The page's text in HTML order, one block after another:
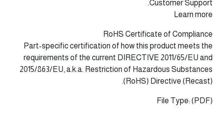
Customer Support.
Learn more
RoHS Certificate of Compliance
Part-specific certification of how this product meets the
requirements of the current DIRECTIVE 2011/65/EU and
2015/863/EU, a.k.a. Restriction of Hazardous Substances
(RoHS) Directive (Recast).
File Type: (PDF)